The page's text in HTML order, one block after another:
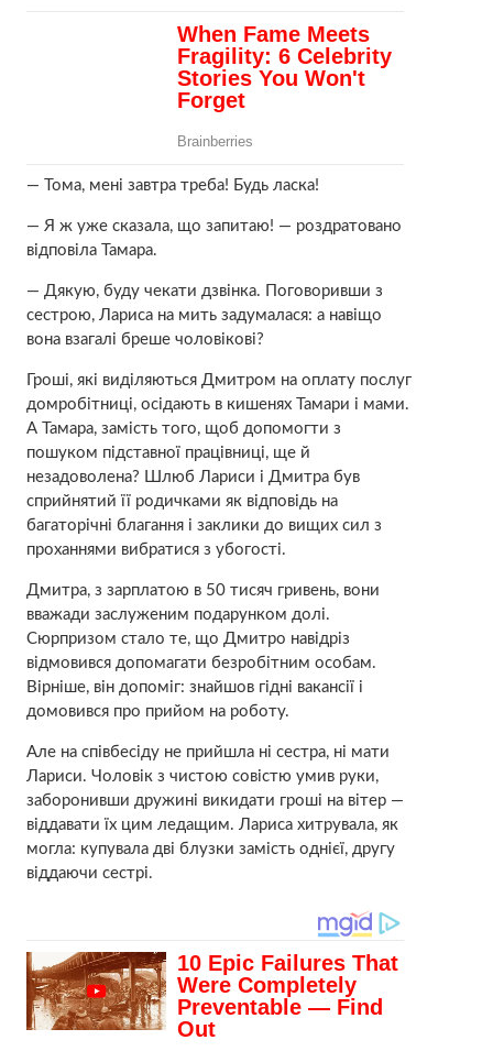
— Тома, мені завтра треба! Будь ласка!
— Я ж уже сказала, що запитаю! — роздратовано
відповіла Тамара.
— Дякую, буду чекати дзвінка. Поговоривши з
сестрою, Лариса на мить задумалася: а навіщо
вона взагалі бреше чоловікові?
Гроші, які виділяються Дмитром на оплату послуг
домробітниці, осідають в кишенях Тамари і мами.
А Тамара, замість того, щоб допомогти з
пошуком підставної працівниці, ще й
незадоволена? Шлюб Лариси і Дмитра був
сприйнятий її родичками як відповідь на
багаторічні благання і заклики до вищих сил з
проханнями вибратися з убогості.
Дмитра, з зарплатою в 50 тисяч гривень, вони
вважади заслуженим подарунком долі.
Сюрпризом стало те, що Дмитро навідріз
відмовився допомагати безробітним особам.
Вірніше, він допоміг: знайшов гідні вакансії і
домовився про прийом на роботу.
Але на співбесіду не прийшла ні сестра, ні мати
Лариси. Чоловік з чистою совістю умив руки,
заборонивши дружині викидати гроші на вітер —
віддавати їх цим ледащим. Лариса хитрувала, як
могла: купувала дві блузки замість однієї, другу
віддаючи сестрі.